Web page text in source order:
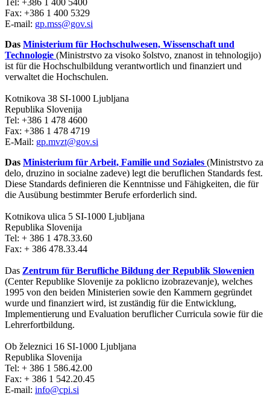
Fax: +386 1 400 5329
E-mail: gp.mss@gov.si
Das Ministerium für Hochschulwesen, Wissenschaft und
Technologie (Ministrstvo za visoko šolstvo, znanost in tehnologijo)
ist für die Hochschulbildung verantwortlich und finanziert und
verwaltet die Hochschulen.
Kotnikova 38 SI-1000 Ljubljana
Republika Slovenija
Tel: +386 1 478 4600
Fax: +386 1 478 4719
E-Mail: gp.mvzt@gov.si
Das Ministerium für Arbeit, Familie und Soziales (Ministrstvo za
delo, druzino in socialne zadeve) legt die beruflichen Standards fest.
Diese Standards definieren die Kenntnisse und Fähigkeiten, die für
die Ausübung bestimmter Berufe erforderlich sind.
Kotnikova ulica 5 SI-1000 Ljubljana
Republika Slovenija
Tel: + 386 1 478.33.60
Fax: + 386 478.33.44
Das Zentrum für Berufliche Bildung der Republik Slowenien
(Center Republike Slovenije za poklicno izobrazevanje), welches
1995 von den beiden Ministerien sowie den Kammern gegründet
wurde und finanziert wird, ist zuständig für die Entwicklung,
Implementierung und Evaluation beruflicher Curricula sowie für die
Lehrerfortbildung.
Ob železnici 16 SI-1000 Ljubljana
Republika Slovenija
Tel: + 386 1 586.42.00
Fax: + 386 1 542.20.45
E-mail: info@cpi.si